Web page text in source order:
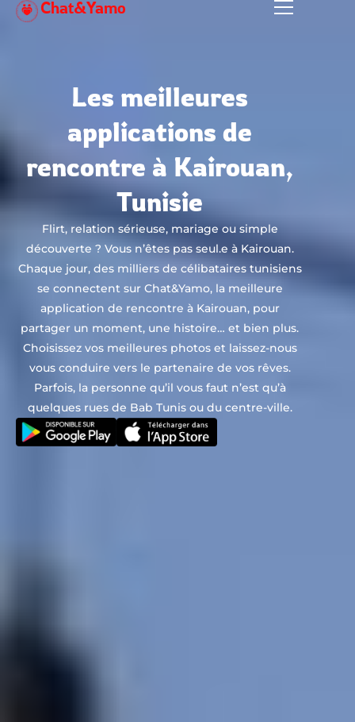
Aller
Chat&Yamo
Les meilleures
applications de
rencontre à Kairouan,
Tunisie
Flirt, relation sérieuse, mariage ou simple
découverte ? Vous n’êtes pas seul.e à Kairouan.
Chaque jour, des milliers de célibataires tunisiens
se connectent sur Chat&Yamo, la meilleure
application de rencontre à Kairouan, pour
partager un moment, une histoire… et bien plus.
Choisissez vos meilleures photos et laissez-nous
vous conduire vers le partenaire de vos rêves.
Parfois, la personne qu’il vous faut n’est qu’à
quelques rues de Bab Tunis ou du centre-ville.